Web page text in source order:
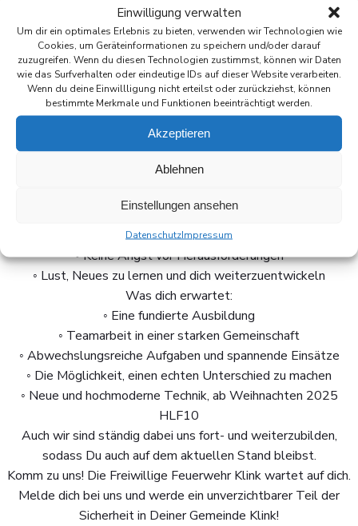
Einwilligung verwalten
Um dir ein optimales Erlebnis zu bieten, verwenden wir Technologien wie
Cookies, um Geräteinformationen zu speichern und/oder darauf
zuzugreifen. Wenn du diesen Technologien zustimmst, können wir Daten
wie das Surfverhalten oder eindeutige IDs auf dieser Website verarbeiten.
Wenn du deine Einwillligung nicht erteilst oder zurückziehst, können
bestimmte Merkmale und Funktionen beeinträchtigt werden.
Akzeptieren
Ablehnen
Einstellungen ansehen
DatenschutzImpressum
Wir suchen dich! – Werde Teil der Feuerwehr Klink!
Bist du bereit, Verantwortung zu übernehmen und im Ernstfall
Leben zu retten? Dann werde Teil unserer starken
Feuerwehrgemeinschaft!
Wir suchen engagierte und mutige Frauen und Männer, die mit
uns zusammen für Sicherheit und Schutz in unserer Gemeinde
sorgen möchten.
◦ Bereitschaft, im Team zu arbeiten
◦ Verantwortungsbewusstsein und Engagement
◦ Keine Angst vor Herausforderungen
◦ Lust, Neues zu lernen und dich weiterzuentwickeln
Was dich erwartet:
◦ Eine fundierte Ausbildung
◦ Teamarbeit in einer starken Gemeinschaft
◦ Abwechslungsreiche Aufgaben und spannende Einsätze
◦ Die Möglichkeit, einen echten Unterschied zu machen
◦ Neue und hochmoderne Technik, ab Weihnachten 2025
HLF10
Auch wir sind ständig dabei uns fort- und weiterzubilden,
sodass Du auch auf dem aktuellen Stand bleibst.
Komm zu uns! Die Freiwillige Feuerwehr Klink wartet auf dich.
Melde dich bei uns und werde ein unverzichtbarer Teil der
Sicherheit in Deiner Gemeinde Klink!